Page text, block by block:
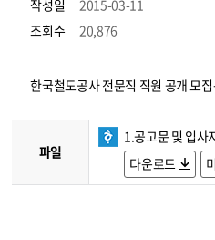
작성일
2015-03-11
조회수
20,876
코레일소개_경영공시_채용공고 상세보기 – 내용, 파일, 담당자 연락처로 구성
한국철도공사 전문직 직원 공개 모
파일
1.공고문 및 입
다운로드